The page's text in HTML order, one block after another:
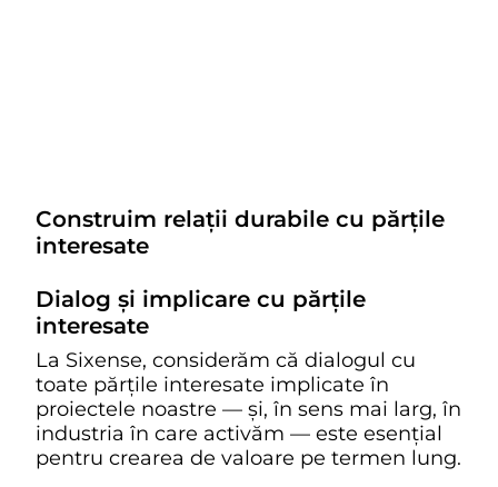
Construim relații durabile cu părțile
interesate
Dialog și implicare cu părțile
interesate
La Sixense, considerăm că dialogul cu
toate părțile interesate implicate în
proiectele noastre — și, în sens mai larg, în
industria în care activăm — este esențial
pentru crearea de valoare pe termen lung.